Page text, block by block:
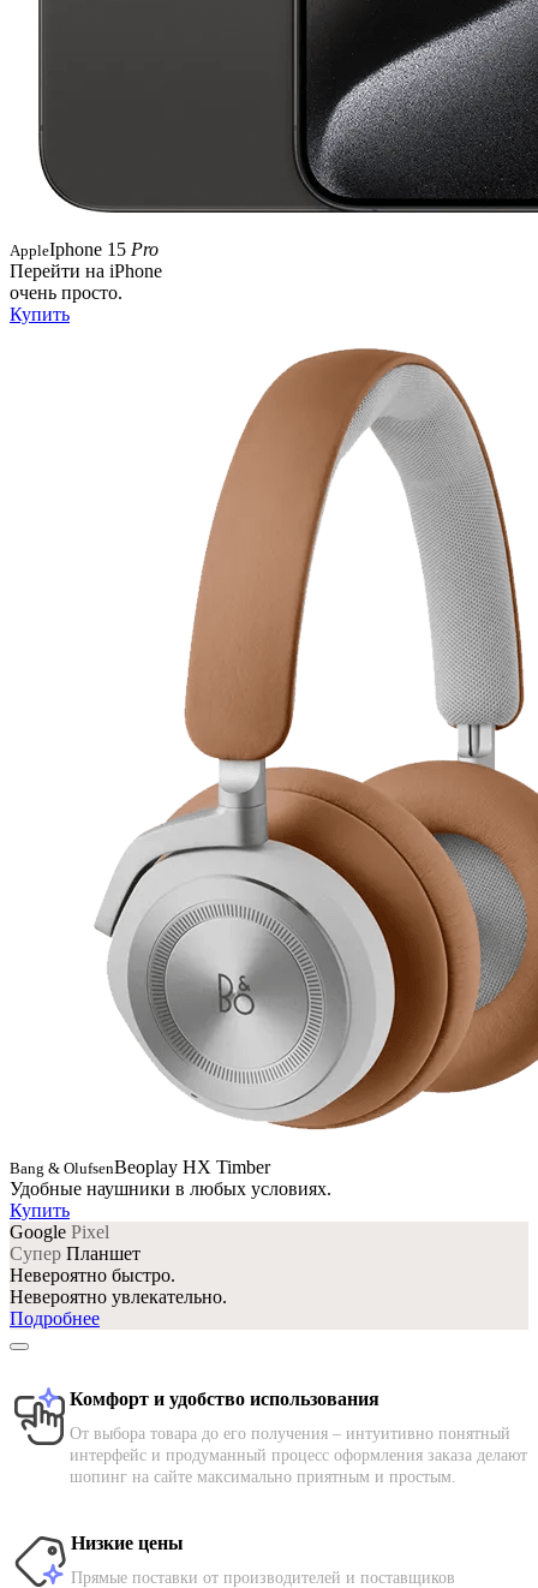
AppleIphone 15 Pro
Перейти на iPhone
очень просто.
Купить
Bang & OlufsenBeoplay HX Timber
Удобные наушники в любых условиях.
Купить
Google Pixel
Супер Планшет
Невероятно быстро.
Невероятно увлекательно.
Подробнее
Комфорт и удобство использования
От выбора товара до его получения – интуитивно понятный
интерфейс и продуманный процесс оформления заказа делают
шопинг на сайте максимально приятным и простым.
Низкие цены
Прямые поставки от производителей и поставщиков